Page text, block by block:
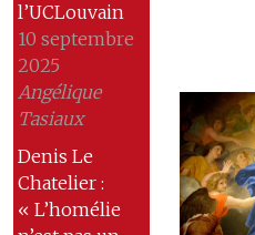
l’UCLouvain
10 septembre
2025
Angélique
Tasiaux
Denis Le
Chatelier :
« L’homélie